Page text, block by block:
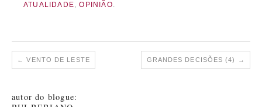
ATUALIDADE,OPINIÃO.
← VENTO DE LESTE GRANDES DECISÕES (4) →
autor do blogue: